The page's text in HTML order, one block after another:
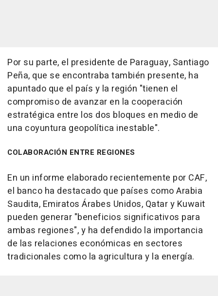
Por su parte, el presidente de Paraguay, Santiago
Peña, que se encontraba también presente, ha
apuntado que el país y la región "tienen el
compromiso de avanzar en la cooperación
estratégica entre los dos bloques en medio de
una coyuntura geopolítica inestable".
COLABORACIÓN ENTRE REGIONES
En un informe elaborado recientemente por CAF,
el banco ha destacado que países como Arabia
Saudita, Emiratos Árabes Unidos, Qatar y Kuwait
pueden generar "beneficios significativos para
ambas regiones", y ha defendido la importancia
de las relaciones económicas en sectores
tradicionales como la agricultura y la energía.